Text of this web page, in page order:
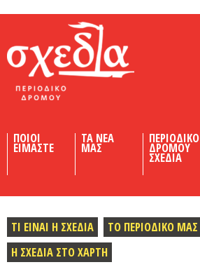
ΠΟΙΟΙ
ΕΙΜΑΣΤΕ
ΤΑ ΝΕΑ
ΜΑΣ
ΠΕΡΙΟΔΙΚΟ
ΔΡΟΜΟΥ
ΣΧΕΔΙΑ
ΤΙ ΕΙΝΑΙ Η ΣΧΕΔΙΑ ΤΟ ΠΕΡΙΟΔΙΚΟ ΜΑΣ
Η ΣΧΕΔΙΑ ΣΤΟ ΧΑΡΤΗ